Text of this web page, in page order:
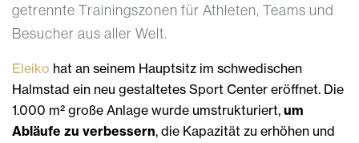
getrennte Trainingszonen für Athleten, Teams und
Besucher aus aller Welt.
Eleiko hat an seinem Hauptsitz im schwedischen
Halmstad ein neu gestaltetes Sport Center eröffnet. Die
1.000 m² große Anlage wurde umstrukturiert, um
Abläufe zu verbessern, die Kapazität zu erhöhen und